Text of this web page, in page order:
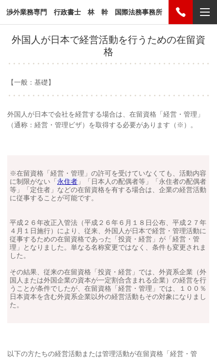
渉外業務専門 行政書士 林 幹 国際法務事務所
外国人が日本で経営活動を行うための在留資
格
【一般：基礎】
外国人が日本で会社を経営する場合は、在留資格「経営・管理」
（通称：経営・管理ビザ）を取得する必要があります（※）。
※在留資格「経営・管理」の許可を受けていなくても、活動内容
に制限がない「 永住者 」「日本人の配偶者等」「永住者の配偶者
等」「定住者」などの在留資格を有する場合は、企業の経営活動
に従事することが可能です。
平成２６年改正入管法（平成２６年６月１８日公布、平成２７年
４月１日施行）により、従来、外国人が日本で経営・管理活動に
従事するための在留資格であった「投資・経営」が「経営・管
理」となりました。単なる名称変更ではなく、条件も変更されま
した。
その結果、従来の在留資格「投資・経営」では、外資系企業（外
国人または外国企業の資本が一定割合含まれる企業）の経営を行
うことが条件でしたが、在留資格「経営・管理」では、１００％
日本資本を含む外資系企業以外の経営活動もその対象になりまし
た。
以下の方たちの経営活動または管理活動が在留資格「経営・管